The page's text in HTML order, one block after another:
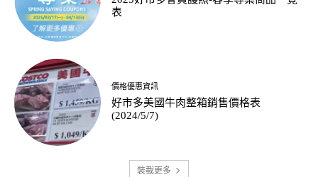
表
價格優惠資訊
好市多美國牛肉整箱銷售價格表
(2024/5/7)
裝載更多